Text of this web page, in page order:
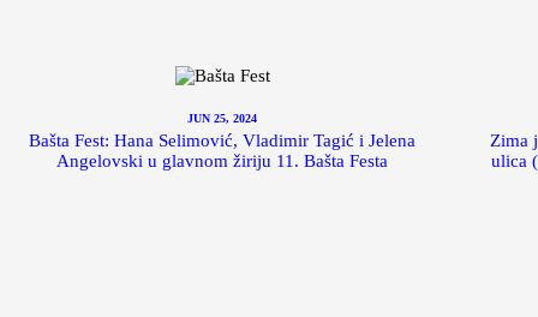
JUN 25, 2024
Bašta Fest: Hana Selimović, Vladimir Tagić i Jelena
Angelovski u glavnom žiriju 11. Bašta Festa
Zima
ulica